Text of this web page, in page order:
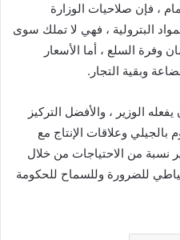
، فإن صلاحيات الوزارة
البترولية ، فهي لا تملك سوى
وفرة السلع ، أما الأسعار
وبقية التجار.
الوزير ، والأفضل التركيز
وعلاقات الإنتاج مع
نسبة من الاحتياجات من خلال
للضرورة وللسماح للحكومة